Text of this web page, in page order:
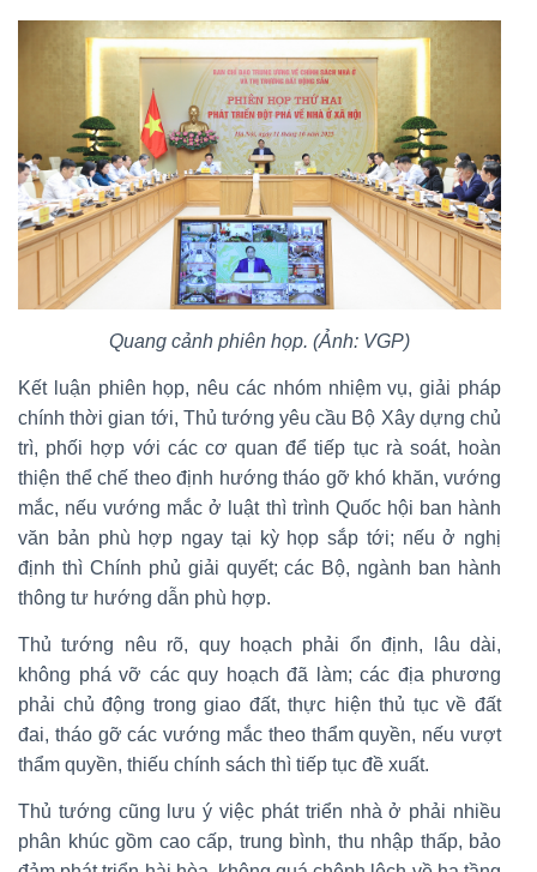
Quang cảnh phiên họp. (Ảnh: VGP)
Kết luận phiên họp, nêu các nhóm nhiệm vụ, giải pháp
chính thời gian tới, Thủ tướng yêu cầu Bộ Xây dựng chủ
trì, phối hợp với các cơ quan để tiếp tục rà soát, hoàn
thiện thể chế theo định hướng tháo gỡ khó khăn, vướng
mắc, nếu vướng mắc ở luật thì trình Quốc hội ban hành
văn bản phù hợp ngay tại kỳ họp sắp tới; nếu ở nghị
định thì Chính phủ giải quyết; các Bộ, ngành ban hành
thông tư hướng dẫn phù hợp.
Thủ tướng nêu rõ, quy hoạch phải ổn định, lâu dài,
không phá vỡ các quy hoạch đã làm; các địa phương
phải chủ động trong giao đất, thực hiện thủ tục về đất
đai, tháo gỡ các vướng mắc theo thẩm quyền, nếu vượt
thẩm quyền, thiếu chính sách thì tiếp tục đề xuất.
Thủ tướng cũng lưu ý việc phát triển nhà ở phải nhiều
phân khúc gồm cao cấp, trung bình, thu nhập thấp, bảo